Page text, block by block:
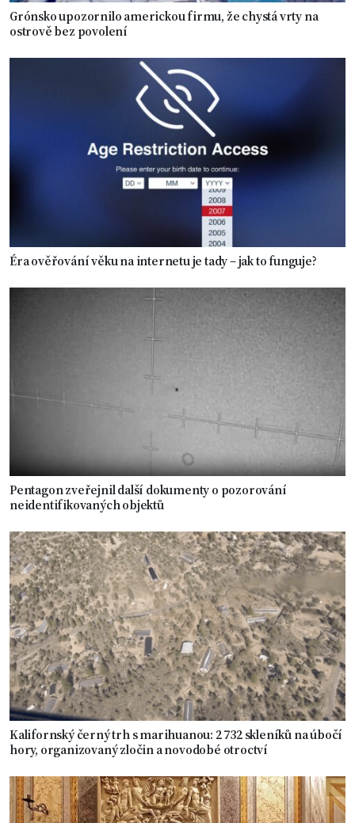
Grónsko upozornilo americkou firmu, že chystá vrty na
ostrově bez povolení
Éra ověřování věku na internetu je tady – jak to funguje?
Pentagon zveřejnil další dokumenty o pozorování
neidentifikovaných objektů
Kalifornský černý trh s marihuanou: 2 732 skleníků na úbočí
hory, organizovaný zločin a novodobé otroctví